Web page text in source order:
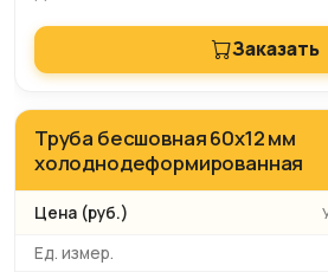
Заказать
Труба бесшовная 60х12 мм
холоднодеформированная